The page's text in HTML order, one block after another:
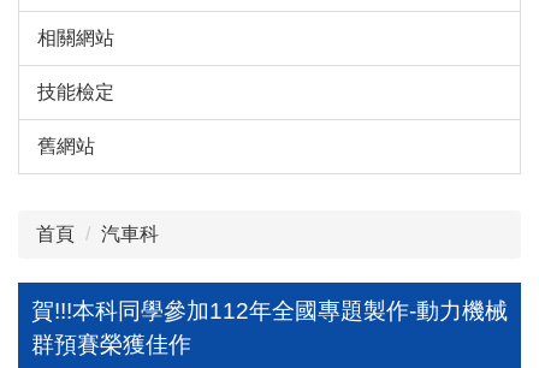
相關網站
技能檢定
舊網站
首頁 汽車科
賀!!!本科同學參加112年全國專題製作-動力機械
群預賽榮獲佳作